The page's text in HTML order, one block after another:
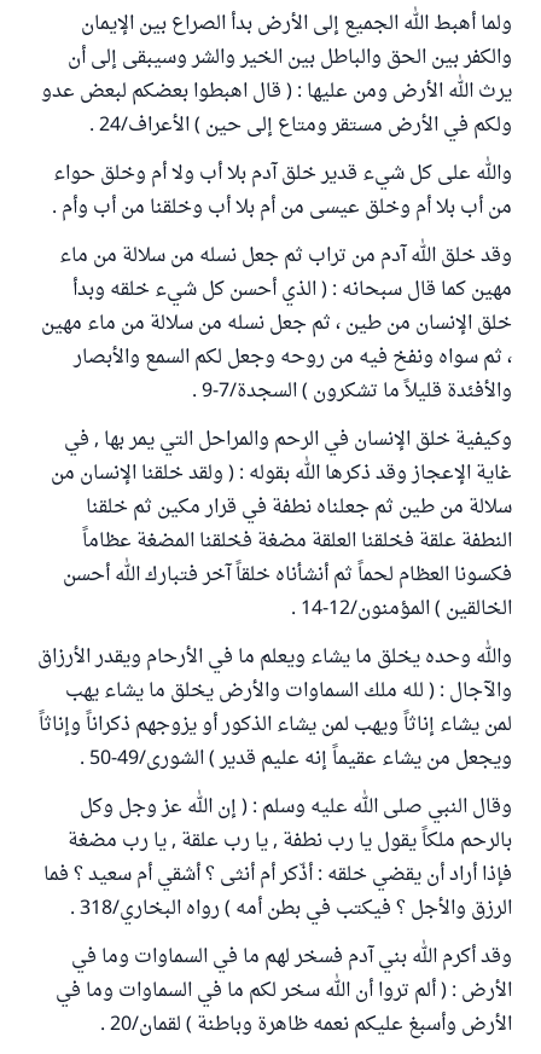
ولما أهبط الله الجميع إلى الأرض بدأ الصراع بين الإيمان
والكفر بين الحق والباطل بين الخير والشر وسيبقى إلى أن
يرث الله الأرض ومن عليها : ( قال اهبطوا بعضكم لبعض عدو
ولكم في الأرض مستقر ومتاع إلى حين ) الأعراف/24 .
والله على كل شيء قدير خلق آدم بلا أب ولا أم وخلق حواء
من أب بلا أم وخلق عيسى من أم بلا أب وخلقنا من أب وأم .
وقد خلق الله آدم من تراب ثم جعل نسله من سلالة من ماء
مهين كما قال سبحانه : ( الذي أحسن كل شيء خلقه وبدأ
خلق الإنسان من طين ، ثم جعل نسله من سلالة من ماء مهين
، ثم سواه ونفخ فيه من روحه وجعل لكم السمع والأبصار
والأفئدة قليلاً ما تشكرون ) السجدة/7-9 .
وكيفية خلق الإنسان في الرحم والمراحل التي يمر بها , في
غاية الإعجاز وقد ذكرها الله بقوله : ( ولقد خلقنا الإنسان من
سلالة من طين ثم جعلناه نطفة في قرار مكين ثم خلقنا
النطفة علقة فخلقنا العلقة مضغة فخلقنا المضغة عظاماً
فكسونا العظام لحماً ثم أنشأناه خلقاً آخر فتبارك الله أحسن
الخالقين ) المؤمنون/12-14 .
والله وحده يخلق ما يشاء ويعلم ما في الأرحام ويقدر الأرزاق
والآجال : ( لله ملك السماوات والأرض يخلق ما يشاء يهب
لمن يشاء إناثاً ويهب لمن يشاء الذكور أو يزوجهم ذكراناً وإناثاً
ويجعل من يشاء عقيماً إنه عليم قدير ) الشورى/49-50 .
وقال النبي صلى الله عليه وسلم : ( إن الله عز وجل وكل
بالرحم ملكاً يقول يا رب نطفة , يا رب علقة , يا رب مضغة
فإذا أراد أن يقضي خلقه : أذّكر أم أنثى ؟ أشقي أم سعيد ؟ فما
الرزق والأجل ؟ فيكتب في بطن أمه ) رواه البخاري/318 .
وقد أكرم الله بني آدم فسخر لهم ما في السماوات وما في
الأرض : ( ألم تروا أن الله سخر لكم ما في السماوات وما في
الأرض وأسبغ عليكم نعمه ظاهرة وباطنة ) لقمان/20 .